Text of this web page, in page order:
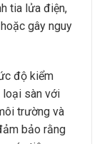
tia lửa điện,
gây nguy
độ kiểm
loại sàn với
trường và
bảo rằng